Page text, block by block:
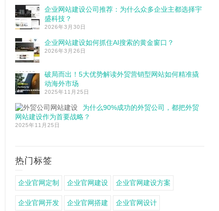
企业网站建设公司推荐：为什么众多企业主都选择宇
盛科技？
2026年3月30日
企业网站建设如何抓住AI搜索的黄金窗口？
2026年3月26日
破局而出！5大优势解读外贸营销型网站如何精准撬
动海外市场
2025年11月25日
为什么90%成功的外贸公司，都把外贸
网站建设作为首要战略？
2025年11月25日
热门标签
企业官网定制 企业官网建设 企业官网建设方案
企业官网开发 企业官网搭建 企业官网设计